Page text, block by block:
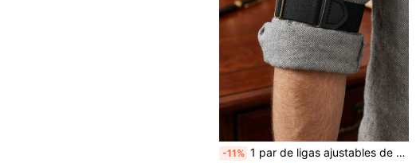
-11% 1 par de ligas ajustables de nailon elástico unisex, bandas para el brazo antideslizantes para negocios, sujetadores de puños franceses, correas para mangas de camarero